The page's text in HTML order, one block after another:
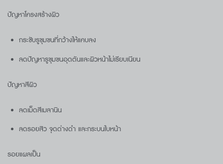
ปัญหาโครงสร้างผิว
กระชับรูขุมขนที่กว้างให้แคบลง
ลดปัญหารูขุมขนอุดตันและผิวหน้าไม่เรียบเนียน
ปัญหาสีผิว
ลดเม็ดสีเมลานิน
ลดรอยสิว จุดด่างดำ และกระบนใบหน้า
รอยแผลเป็น